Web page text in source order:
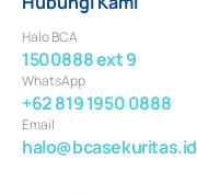
Halo BCA
1500888 ext 9
WhatsApp
+62 819 1950 0888
Email
halo@bcasekuritas.id